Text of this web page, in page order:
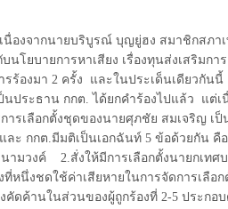
นื่องจากนายบริบูรณ์ บุญยู่ฮง สมาชิกสภา
นโยบายการหาเสียง เรื่องทุนส่งเสริมกา
ร้องมา 2 ครั้ง
และในประเด็นเดียวกัน
ประธาน กกต. ได้ยกคำร้องไปแล้ว
แต่เ
ารเลือกตั้งชุดของนายศุภชัย สมเจริญ เป็
ะ กกต.มีมติเป็นเอกฉันท์ 5 ข้อด้วยกัน คือ
ามวงค์
2.สั่งให้มีการเลือกตั้งนายกเทศ
ที่หนึ่งชดใช้ค่าเสียหายในการจัดการเลือ
คัดค้านในส่วนของผู้ถูกร้องที่ 2-5 ประกอ